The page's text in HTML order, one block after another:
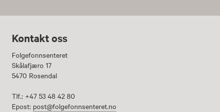
Kontakt oss
Folgefonnsenteret
Skålafjæro 17
5470 Rosendal
Tlf.: +47 53 48 42 80
Epost: post@folgefonnsenteret.no